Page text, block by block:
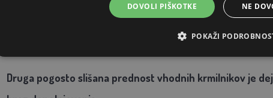
blato pada navzdol. Mehanizem
, ki nadzoruje dostop, je
pravilno mejno težo za katero koli vrsto perutnine.
Druga pogosto slišana prednost vhodnih krmilnikov je
DOVOLI PIŠKOTKE NE
POKAŽI